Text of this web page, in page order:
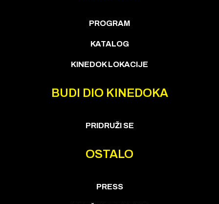
PROGRAM
KATALOG
KINEDOK LOKACIJE
BUDI DIO KINEDOKA
PRIDRUŽI SE
OSTALO
PRESS